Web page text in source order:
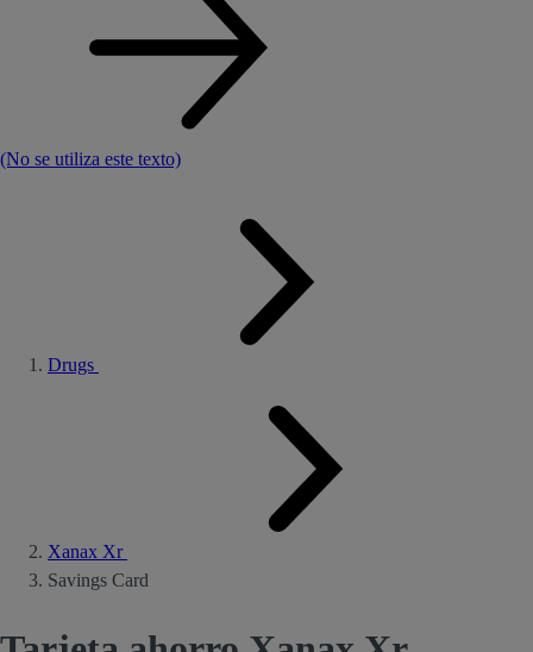
(No se utiliza este texto)
Drugs
Xanax Xr
Savings Card